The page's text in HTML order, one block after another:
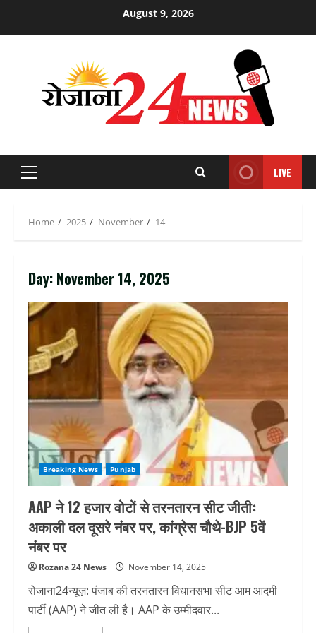
August 9, 2026
Primary
LIVE
Home 2025 November 14
Day: November 14, 2025
Breaking News Punjab
AAP ने 12 हजार वोटों से तरनतारन सीट जीतीः
अकाली दल दूसरे नंबर पर, कांग्रेस चौथे-BJP 5वें
नंबर पर
Rozana 24 News November 14, 2025
रोजाना24न्यूज़: पंजाब की तरनतारन विधानसभा सीट आम आदमी
पार्टी (AAP) ने जीत ली है। AAP के उम्मीदवार...